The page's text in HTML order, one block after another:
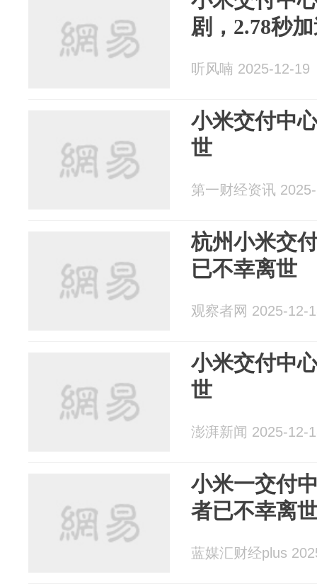
剧，2.78秒
听风喃 2025-12-19
小米交付中
世
第一财经资讯
杭州小米交
已不幸离世
观察者网 2025-12-
小米交付中
世
澎湃新闻 2025-12-
小米一交付
者已不幸离
蓝媒汇财经plus